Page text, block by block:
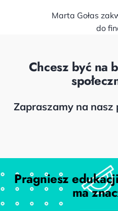
Marta Gołas
do
Chcesz być na
Zapraszamy na nasz
Pragniesz
ma